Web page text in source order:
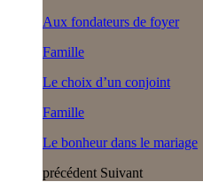
Aux fondateurs de foyer
Famille
Le choix d’un conjoint
Famille
Le bonheur dans le mariage
précédent Suivant